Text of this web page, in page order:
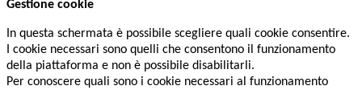
Gestione cookie
In questa schermata è possibile scegliere quali cookie consentire.
I cookie necessari sono quelli che consentono il funzionamento
della piattaforma e non è possibile disabilitarli.
Per conoscere quali sono i cookie necessari al funzionamento